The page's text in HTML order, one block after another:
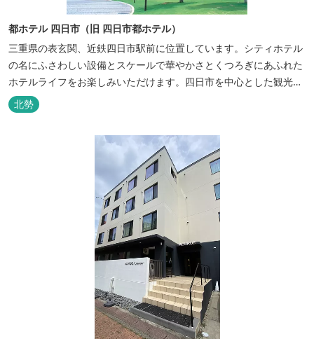
都ホテル 四日市（旧 四日市都ホテル）
三重県の表玄関、近鉄四日市駅前に位置しています。シティホテル
の名にふさわしい設備とスケールで華やかさとくつろぎにあふれた
ホテルライフをお楽しみいただけます。四日市を中心とした観光、
ビジネス、会議やゴルフ場などへの基点として便利にご利用いただ
けます。
北勢